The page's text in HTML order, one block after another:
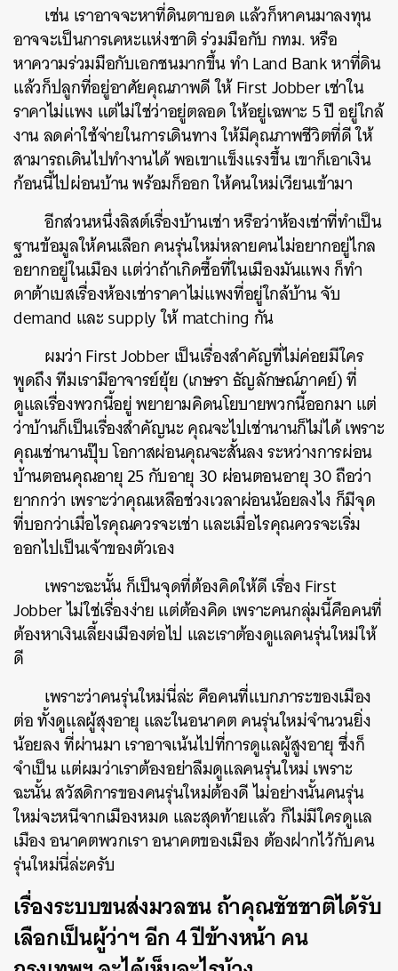
เช่นเราอาจจะหาที่ดินตาบอดแล้วก็หาคนมาลงทุน
อาจจะเป็นการเคหะแห่งชาติร่วมมือกับ กทม.หรือ
หาความร่วมมือกับเอกชนมากขึ้นทำLand Bankหาที่ดิน
แล้วก็ปลูกที่อยู่อาศัยคุณภาพดีให้First Jobberเช่าใน
ราคาไม่แพง แต่ไม่ใช่ว่าอยู่ตลอดให้อยู่เฉพาะ 5ปีอยู่ใกล้
งานลดค่าใช้จ่ายในการเดินทางให้มีคุณภาพชีวิตที่ดีให้
สามารถเดินไปทำงานได้พอเขาแข็งแรงขึ้นเขาก็เอาเงิน
ก้อนนี้ไปผ่อนบ้านพร้อมก็ออกให้คนใหม่เวียนเข้ามา
อีกส่วนหนึ่งลิสต์เรื่องบ้านเช่าหรือว่าห้องเช่าที่ทำเป็น
ฐานข้อมูลให้คนเลือกคนรุ่นใหม่หลายคนไม่อยากอยู่ไกล
อยากอยู่ในเมืองแต่ว่าถ้าเกิดซื้อที่ในเมืองมันแพงก็ทำ
ดาต้าเบสเรื่องห้องเช่าราคาไม่แพงที่อยู่ใกล้บ้านจับ
demand และsupplyให้matching กัน
ผมว่าFirst Jobberเป็นเรื่องสำคัญที่ไม่ค่อยมีใคร
พูดถึงทีมเรามีอาจารย์ยุ้ย(เกษราธัญลักษณ์ภาคย์)ที่
ดูแลเรื่องพวกนี้อยู่พยายามคิดนโยบายพวกนี้ออกมา แต่
ว่าบ้านก็เป็นเรื่องสำคัญนะคุณจะไปเช่านานก็ไม่ได้เพราะ
คุณเช่านานปุ๊บโอกาสผ่อนคุณจะสั้นลงระหว่างการผ่อน
บ้านตอนคุณอายุ25กับอายุ 30 ผ่อนตอนอายุ30ถือว่า
ยากกว่า เพราะว่าคุณเหลือช่วงเวลาผ่อนน้อยลงไงก็มีจุด
ที่บอกว่าเมื่อไรคุณควรจะเช่าและเมื่อไรคุณควรจะเริ่ม
ออกไปเป็นเจ้าของตัวเอง
เพราะฉะนั้นก็เป็นจุดที่ต้องคิดให้ดีเรื่องFirst
Jobberไม่ใช่เรื่องง่ายแต่ต้องคิด เพราะคนกลุ่มนี้คือคนที่
ต้องหาเงินเลี้ยงเมืองต่อไป และเราต้องดูแลคนรุ่นใหม่ให้
ดี
เพราะว่าคนรุ่นใหม่นี่ล่ะ คือคนที่แบกภาระของเมือง
ต่อทั้งดูแลผู้สุงอายุ และในอนาคตคนรุ่นใหม่จำนวนยิ่ง
น้อยลงที่ผ่านมาเราอาจเน้นไปที่การดูแลผู้สูงอายุซึ่งก็
จำเป็นแต่ผมว่าเราต้องอย่าลืมดูแลคนรุ่นใหม่เพราะ
ฉะนั้นสวัสดิการของคนรุ่นใหม่ต้องดีไม่อย่างนั้นคนรุ่น
ใหม่จะหนีจากเมืองหมด และสุดท้ายแล้ว ก็ไม่มีใครดูแล
เมืองอนาคตพวกเราอนาคตของเมือง ต้องฝากไว้กับคน
รุ่นใหม่นี่ล่ะครับ
เรื่องระบบขนส่งมวลชนถ้าคุณชัชชาติได้รับ
เลือกเป็นผู้ว่าฯอีก4ปีข้างหน้าคน